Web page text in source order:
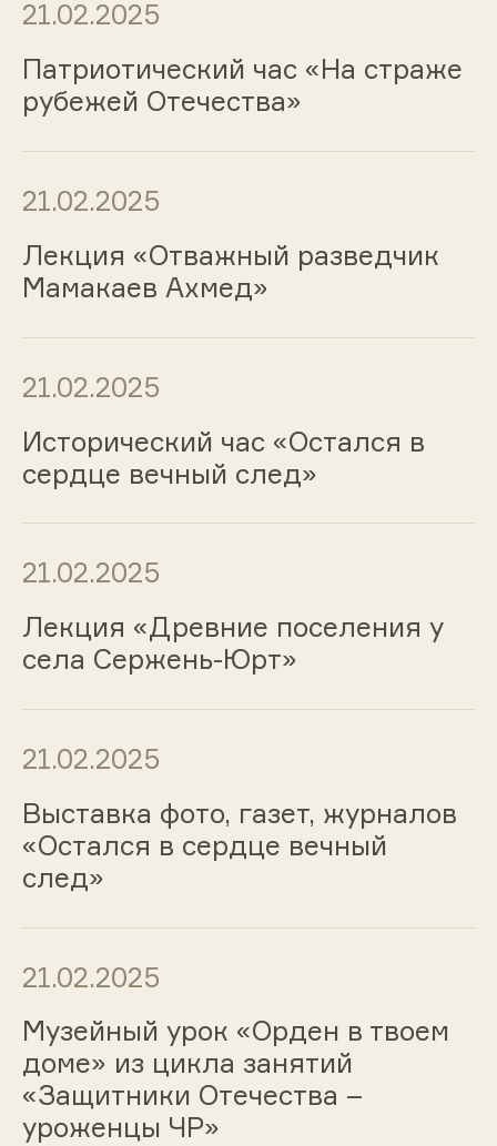
21.02.2025
Патриотический час «На страже
рубежей Отечества»
21.02.2025
Лекция «Отважный разведчик
Мамакаев Ахмед»
21.02.2025
Исторический час «Остался в
сердце вечный след»
21.02.2025
Лекция «Древние поселения у
села Сержень-Юрт»
21.02.2025
Выставка фото, газет, журналов
«Остался в сердце вечный
след»
21.02.2025
Музейный урок «Орден в твоем
доме» из цикла занятий
«Защитники Отечества –
уроженцы ЧР»